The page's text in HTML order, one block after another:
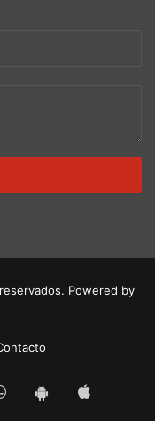
Powered by
Whatsapp